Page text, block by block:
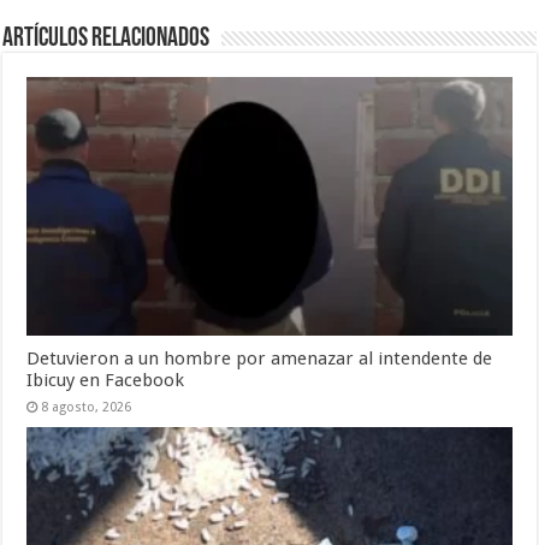
Artículos Relacionados
Detuvieron a un hombre por amenazar al intendente de
Ibicuy en Facebook
8 agosto, 2026